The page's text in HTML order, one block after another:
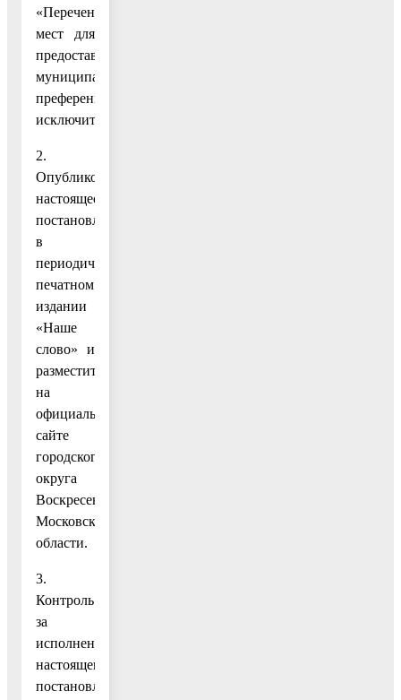
«Перечень
мест для
предоставления
муниципальной
преференции»
исключить.
2.
Опубликовать
настоящее
постановление
в
периодическом
печатном
издании
«Наше
слово» и
разместить
на
официальном
сайте
городского
округа
Воскресенск
Московской
области.
3.
Контроль
за
исполнением
настоящего
постановления